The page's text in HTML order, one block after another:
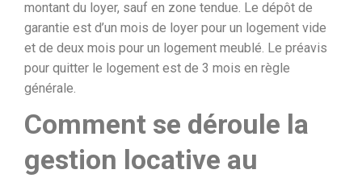
montant du loyer, sauf en zone tendue. Le dépôt de
garantie est d’un mois de loyer pour un logement vide
et de deux mois pour un logement meublé. Le préavis
pour quitter le logement est de 3 mois en règle
générale.
Comment se déroule la
gestion locative au